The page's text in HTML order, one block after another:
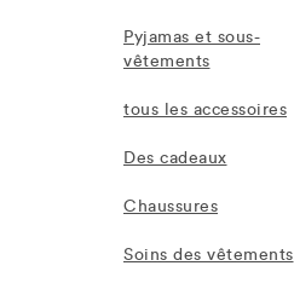
Pyjamas et sous-
vêtements
tous les accessoires
Des cadeaux
Chaussures
Soins des vêtements